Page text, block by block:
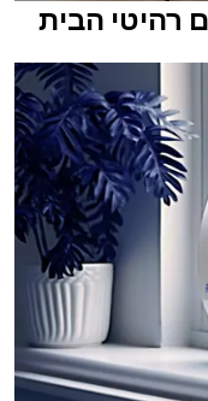
רהיטי הבית